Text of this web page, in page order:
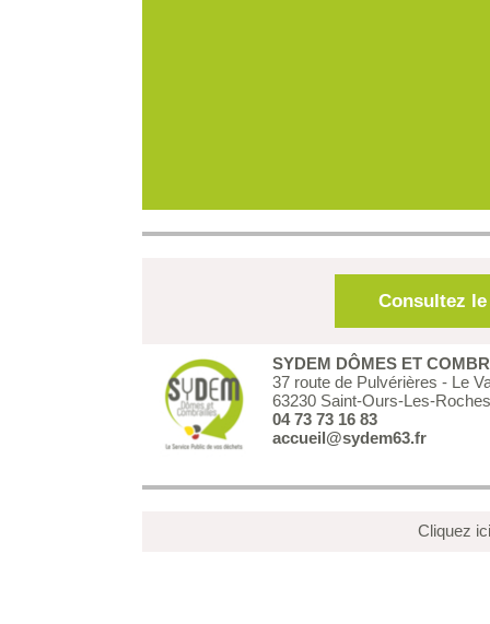
Consultez
SYDEM DÔMES ET
37 route de Pulvérières - Le
63230 Saint-Ours-Les-Roches
04 73 73 16 83
accueil@sydem63.fr
Cliquez